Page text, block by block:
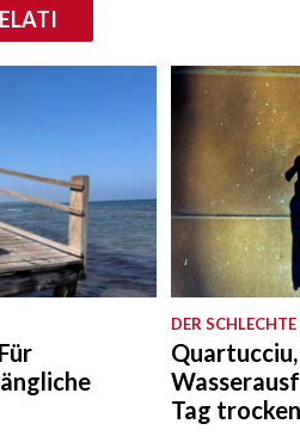
DER SCHLECHTE
Tag